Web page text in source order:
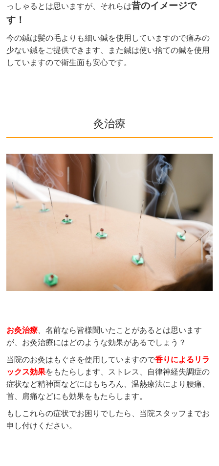
っしゃるとは思いますが、それらは昔のイメージで
す！
今の鍼は髪の毛よりも細い鍼を使用していますので痛みの
少ない鍼をご提供できます、また鍼は使い捨ての鍼を使用
していますので衛生面も安心です。
灸治療
お灸治療 、名前なら皆様聞いたことがあるとは思います
が、お灸治療にはどのような効果があるでしょう？
当院のお灸はもぐさを使用していますので香りによるリラ
ックス効果をもたらします、ストレス、自律神経失調症の
症状など精神面などにはもちろん、温熱療法により腰痛、
首、肩痛などにも効果をもたらします。
もしこれらの症状でお困りでしたら、当院スタッフまでお
申し付けください。